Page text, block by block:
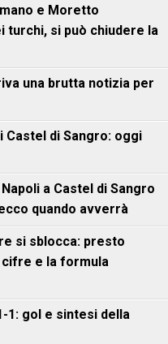
e Moretto
si può chiudere la
una brutta notizia per
Castel di Sangro: oggi
a Castel di Sangro
quando avverrà
si sblocca: presto
e la formula
1: gol e sintesi della